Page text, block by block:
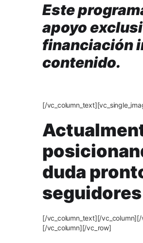
Este
apoyo
financiación
contenido.
[/
duda
[/vc_column_text][/
[/vc_column][/vc_row]